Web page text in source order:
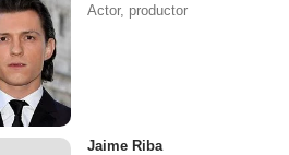
Actor, productor
Jaime Riba